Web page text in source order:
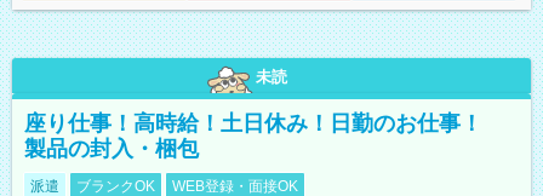
未読
座り仕事！高時給！土日休み！日勤のお仕事！
製品の封入・梱包
派遣 ブランクOK WEB登録・面接OK